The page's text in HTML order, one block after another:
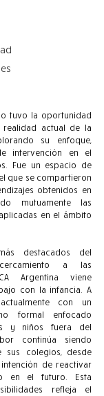
tuvo la oportunidad
actual de la
su enfoque,
intervención en el
Fue un espacio de
que se compartieron
obtenidos en
mutuamente las
en el ámbito
destacados del
a las
Argentina viene
con la infancia. A
con un
formal enfocado
y niños fuera del
continúa siendo
sus colegios, desde
de reactivar
en el futuro. Esta
refleja el